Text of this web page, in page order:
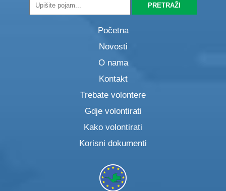
Početna
Novosti
O nama
Kontakt
Trebate volontere
Gdje volontirati
Kako volontirati
Korisni dokumenti